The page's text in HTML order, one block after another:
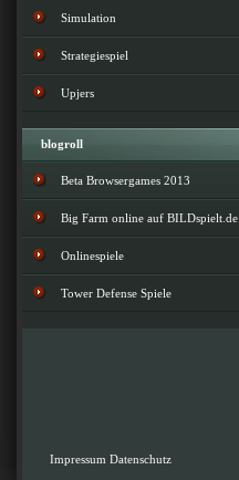
Simulation
Strategiespiel
Upjers
blogroll
Beta Browsergames 2013
Big Farm online auf BILDspielt.de
Onlinespiele
Tower Defense Spiele
Impressum Datenschutz